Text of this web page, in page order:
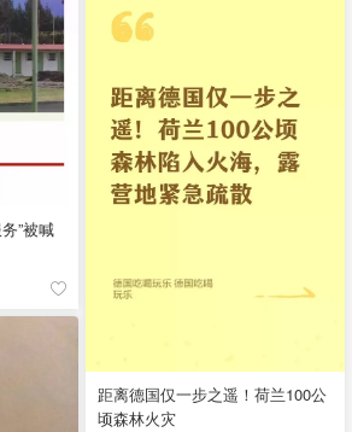
”被喊
距离德国仅一步之遥！荷兰100公
顷森林火灾